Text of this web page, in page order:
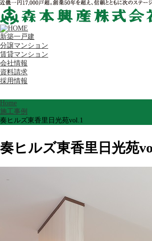
新築一戸建
分譲マンション
賃貸マンション
会社情報
資料請求
採用情報
Home
施工事例
奏ヒルズ東香里日光苑vol.1
奏ヒルズ東香里日光苑